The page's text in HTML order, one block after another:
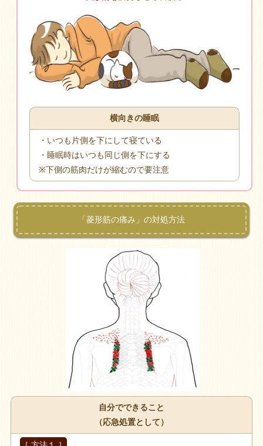
横向きの睡眠
・いつも片側を下にして寝ている
・睡眠時はいつも同じ側を下にする
※下側の筋肉だけが縮むので要注意
「菱形筋の痛み」の対処方法
自分でできること
（応急処置として）